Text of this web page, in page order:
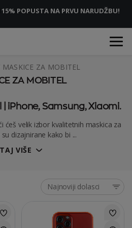
15% POPUSTA NA PRVU NARUDŽBU!
MASKICE ZA MOBITEL
ZA MOBITEL
iPhone, Samsung, Xiaomi.
ćeš velik izbor kvalitetnih maskica za
dizajnirane kako bi ...
VIŠE
Najnoviji dolasci